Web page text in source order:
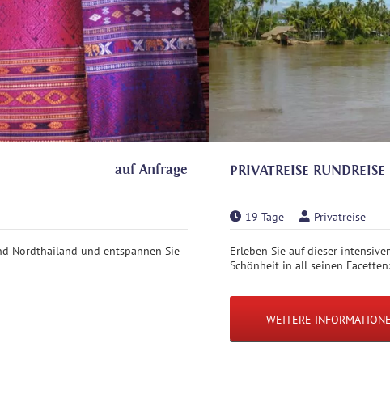
auf Anfrage
Nordthailand und entspannen Sie
PRIVATREISE
19 Tage Privatreise
Erleben Sie auf dieser
Schönheit in all seinen
WEITERE